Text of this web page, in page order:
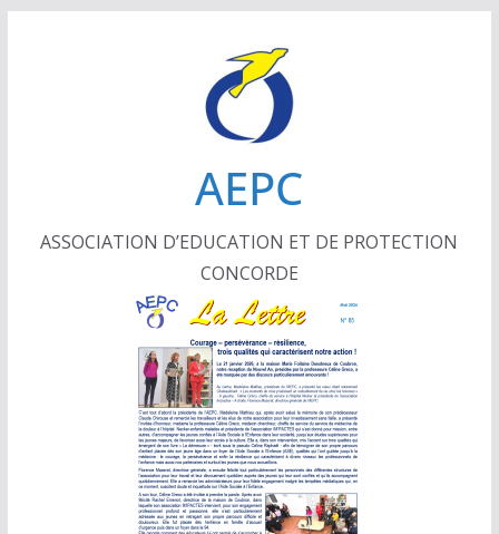
AEPC
ASSOCIATION D’EDUCATION ET DE PROTECTION
CONCORDE